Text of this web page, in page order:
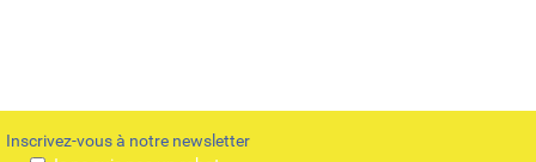
Inscrivez-vous à notre newsletter